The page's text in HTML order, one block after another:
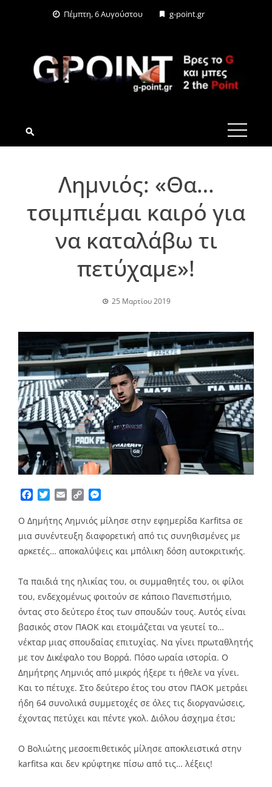
Πέμπτη, 6 Αυγούστου g-point.gr
G-POINT.GR
Λημνιός: «Θα…
τσιμπιέμαι καιρό για
να καταλάβω τι
πετύχαμε»!
25 Μαρτίου 2019
Facebook
TwitterEmailCopy
Ο Δημήτης Λημνιός μίλησε στην εφημερίδα Karfitsa σε
μια συνέντευξη διαφορετική από τις συνηθισμένες με
αρκετές… αποκαλύψεις και μπόλικη δόση αυτοκριτικής.
Τα παιδιά της ηλικίας του, οι συμμαθητές του, οι φίλοι
του, ενδεχομένως φοιτούν σε κάποιο Πανεπιστήμιο,
όντας στο δεύτερο έτος των σπουδών τους. Αυτός είναι
βασικός στον ΠΑΟΚ και ετοιμάζεται να γευτεί το…
νέκταρ μιας σπουδαίας επιτυχίας. Να γίνει πρωταθλητής
με τον Δικέφαλο του Βορρά. Πόσο ωραία ιστορία. Ο
Δημήτρης Λημνιός από μικρός ήξερε τι ήθελε να γίνει.
Και το πέτυχε. Στο δεύτερο έτος του στον ΠΑΟΚ μετράει
ήδη 64 συνολικά συμμετοχές σε όλες τις διοργανώσεις,
έχοντας πετύχει και πέντε γκολ. Διόλου άσχημα έτσι;
Ο Βολιώτης μεσοεπιθετικός μίλησε αποκλειστικά στην
karfitsa και δεν κρύφτηκε πίσω από τις… λέξεις!